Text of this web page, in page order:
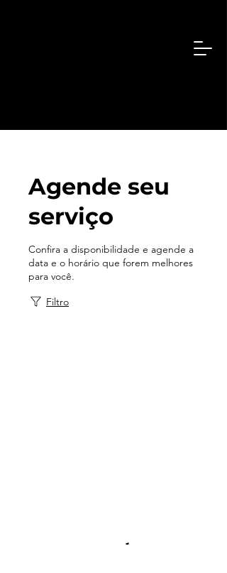
Agende seu
serviço
Confira a disponibilidade e agende a
data e o horário que forem melhores
para você.
Filtro